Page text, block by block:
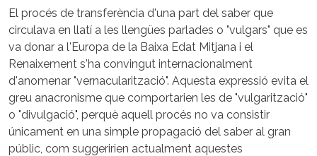
El procés de transferència d'una part del saber que
circulava en llatí a les llengües parlades o "vulgars" que es
va donar a l'Europa de la Baixa Edat Mitjana i el
Renaixement s'ha convingut internacionalment
d'anomenar "vernacularització". Aquesta expressió evita el
greu anacronisme que comportarien les de "vulgarització"
o "divulgació", perquè aquell procés no va consistir
únicament en una simple propagació del saber al gran
públic, com suggeririen actualment aquestes